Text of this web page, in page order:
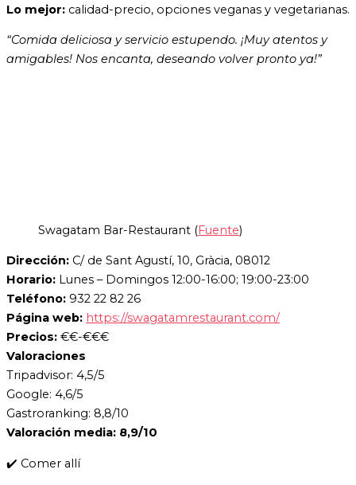
Lo mejor: calidad-precio, opciones veganas y vegetarianas.
“Comida deliciosa y servicio estupendo. ¡Muy atentos y
amigables! Nos encanta, deseando volver pronto ya!”
Swagatam Bar-Restaurant (Fuente)
Dirección: C/ de Sant Agustí, 10, Gràcia, 08012
Horario: Lunes – Domingos 12:00-16:00; 19:00-23:00
Teléfono: 932 22 82 26
Página web: https://swagatamrestaurant.com/
Precios: €€-€€€
Valoraciones
Tripadvisor: 4,5/5
Google: 4,6/5
Gastroranking: 8,8/10
Valoración media: 8,9/10
✔️ Comer allí